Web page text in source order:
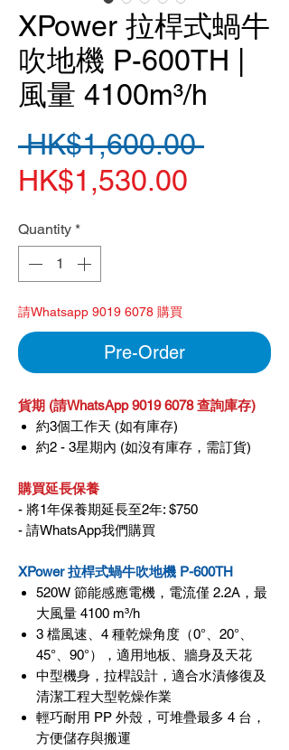
XPower 拉桿式蝸牛
吹地機 P-600TH |
風量 4100m³/h
HK$1,600.00 Regular
HK$1,530.00
Quantity *
請Whatsapp 9019 6078 購買
Pre-Order
貨期 (請WhatsApp 9019 6078 查詢庫存)
約3個工作天 (如有庫存)
約2 - 3星期內 (如沒有庫存，需訂貨)
購買延長保養
- 將1年保養期延長至2年: $750
- 請WhatsApp我們購買
XPower 拉桿式蝸牛吹地機 P-600TH
520W 節能感應電機，電流僅 2.2A，最
大風量 4100 m³/h
3 檔風速、4 種乾燥角度（0°、20°、
45°、90°），適用地板、牆身及天花
中型機身，拉桿設計，適合水漬修復及
清潔工程大型乾燥作業
輕巧耐用 PP 外殼，可堆疊最多 4 台，
方便儲存與搬運